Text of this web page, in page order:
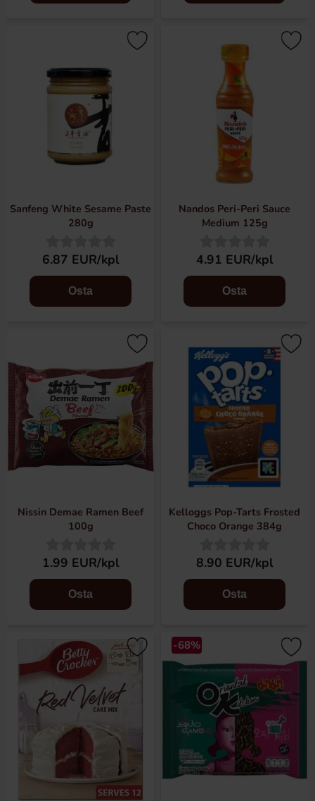
Sanfeng White Sesame Paste
280g
6.87 EUR/kpl
Osta
Nandos Peri-Peri Sauce
Medium 125g
4.91 EUR/kpl
Osta
Nissin Demae Ramen Beef
100g
1.99 EUR/kpl
Osta
Kelloggs Pop-Tarts Frosted
Choco Orange 384g
8.90 EUR/kpl
Osta
-68%